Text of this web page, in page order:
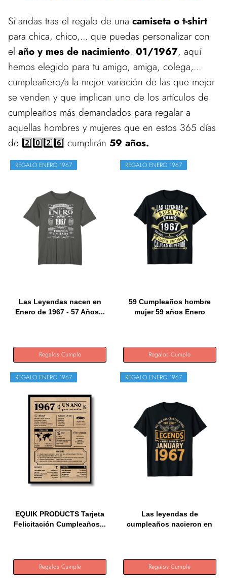
Si andas tras el regalo de una camiseta o t-shirt
para chica, chico,... que puedas personalizar con
el año y mes de nacimiento: 01/1967, aquí
hemos elegido para tu amigo, amiga, colega,...
cumpleañero/a la mejor variación de las que mejor
se venden y que implican uno de los artículos de
cumpleaños más demandados para regalar a
aquellas hombres y mujeres que en estos 365 días
de 2️⃣0️⃣2️⃣6️⃣ cumplirán 59 años.
REGALO ENERO 1967
Las Leyendas nacen en
Enero de 1967 - 57 Años...
Regalos Cumple
REGALO ENERO 1967
59 Cumpleaños hombre
mujer 59 años Enero
Regalos Cumple
REGALO ENERO 1967
EQUIK PRODUCTS Tarjeta
Felicitación Cumpleaños...
Regalos Cumple
REGALO ENERO 1967
Las leyendas de
cumpleaños nacieron en
Regalos Cumple